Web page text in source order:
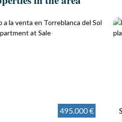
495.000 €